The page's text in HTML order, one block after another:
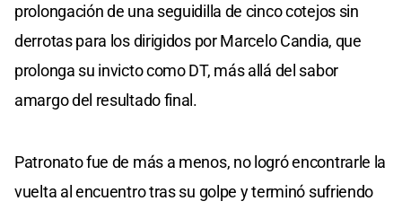
prolongación de una seguidilla de cinco cotejos sin
derrotas para los dirigidos por Marcelo Candia, que
prolonga su invicto como DT, más allá del sabor
amargo del resultado final.
Patronato fue de más a menos, no logró encontrarle la
vuelta al encuentro tras su golpe y terminó sufriendo